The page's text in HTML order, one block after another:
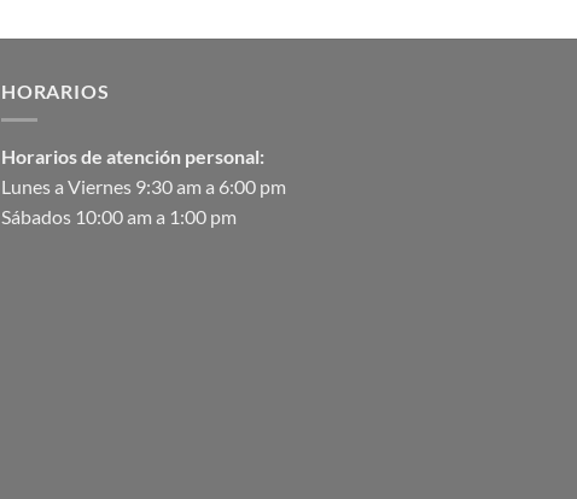
HORARIOS
Horarios de atención personal:
Lunes a Viernes 9:30 am a 6:00 pm
Sábados 10:00 am a 1:00 pm